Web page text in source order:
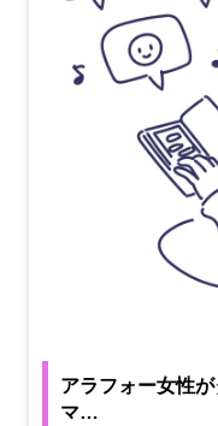
アラフォー女性
マ…